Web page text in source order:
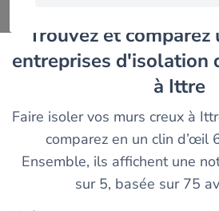
Trouvez et comparez les meilleurs
entreprises d'isolation
à Ittre
Faire isoler vos murs creux à
comparez en un clin d’œil
Ensemble, ils affichent une
sur 5, basée sur 75